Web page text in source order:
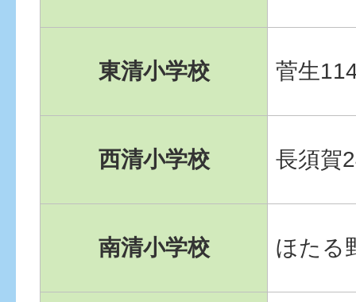
東清小学校 菅生
西清小学校 長須賀
南清小学校 ほたる